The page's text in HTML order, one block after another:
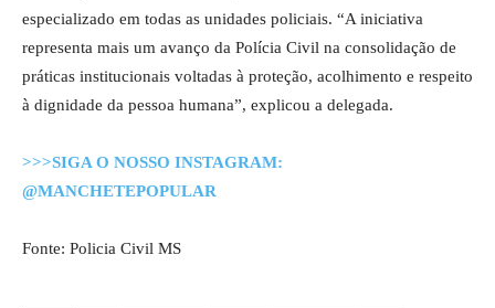
especializado em todas as unidades policiais. “A iniciativa
representa mais um avanço da Polícia Civil na consolidação de
práticas institucionais voltadas à proteção, acolhimento e respeito
à dignidade da pessoa humana”, explicou a delegada.
>>>SIGA O NOSSO INSTAGRAM:
@MANCHETEPOPULAR
Fonte: Policia Civil MS